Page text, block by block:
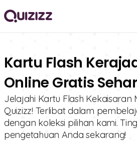
Kartu Flash
Online Gratis
Jelajahi Kartu Flash Kekaisaran
Quizizz! Terlibat dalam
dengan koleksi pilihan kami.
pengetahuan Anda sekarang!